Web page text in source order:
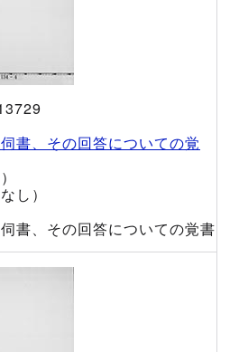
書、その回答についての覚
なし）
書、その回答についての覚書